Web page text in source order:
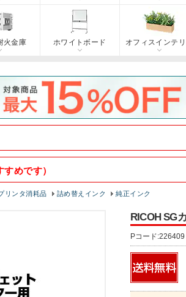
火金庫 ホワイトボード オフィスインテ
めです）
リンタ消耗品 詰め替えインク 純正インク
RICOH SG
Pコード:226409